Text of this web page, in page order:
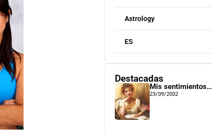
Astrology
ES
Destacadas
Mis sentimientos…
23/09/2002